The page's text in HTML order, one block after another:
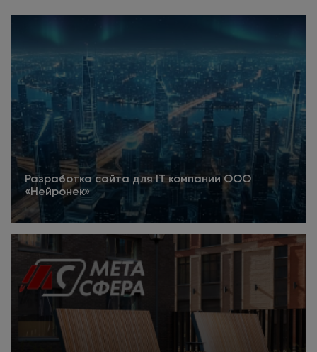
Разработка сайта для IT компании ООО
«Нейронек»
Подробнее